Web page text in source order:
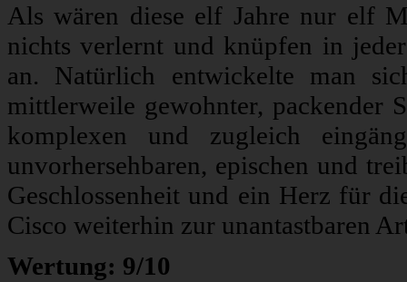
Als wären diese elf Jahre nur elf
nichts verlernt und knüpfen in
an. Natürlich entwickelte man
mittlerweile gewohnter, packender
komplexen und zugleich
unvorhersehbaren, epischen und
Geschlossenheit und ein Herz für
Cisco weiterhin zur unantastbaren
Wertung: 9/10